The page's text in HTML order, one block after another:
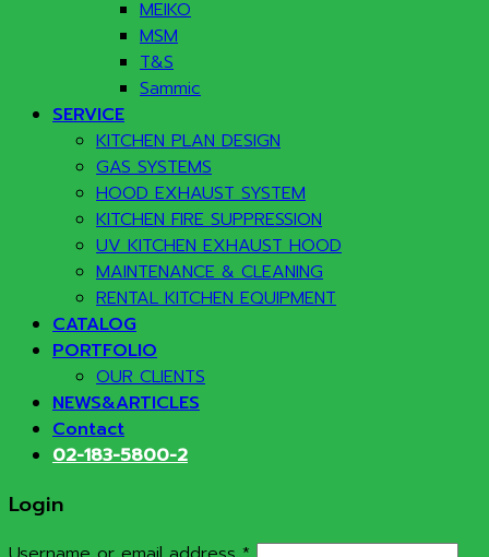
MEIKO
MSM
T&S
Sammic
SERVICE
KITCHEN PLAN DESIGN
GAS SYSTEMS
HOOD EXHAUST SYSTEM
KITCHEN FIRE SUPPRESSION
UV KITCHEN EXHAUST HOOD
MAINTENANCE & CLEANING
RENTAL KITCHEN EQUIPMENT
CATALOG
PORTFOLIO
OUR CLIENTS
NEWS&ARTICLES
Contact
02-183-5800-2
Login